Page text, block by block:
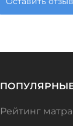
Рейтинг